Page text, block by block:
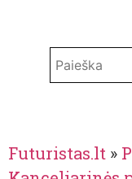
Futuristas.lt »